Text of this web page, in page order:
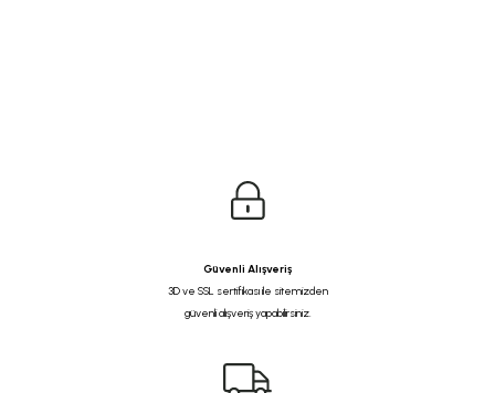
Güvenli Alışveriş
3D ve SSL sertifikası ile sitemizden
güvenli alışveriş yapabilirsiniz.